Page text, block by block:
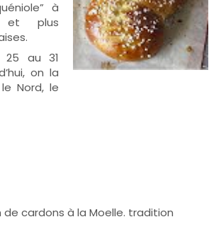
à
et plus
25 au 31
on la
Nord, le
cardons à la Moelle. tradition